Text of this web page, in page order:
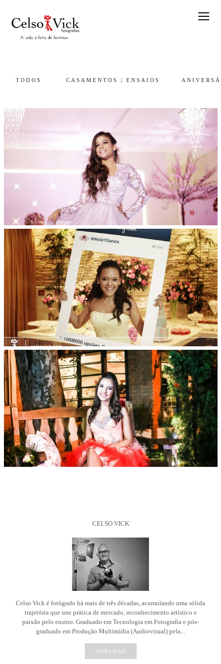
TODOS CASAMENTOS | ENSAIOS
CELSO VICK
Celso Vick é fotógrafo há mais de três décadas, acumulando uma sólida
trajetória que une prática de mercado, reconhecimento artístico e
paixão pelo ensino. Graduado em Tecnologia em Fotografia e pós-
graduado em Produção Multimídia (Audiovisual) pela...
SAIBA MAIS